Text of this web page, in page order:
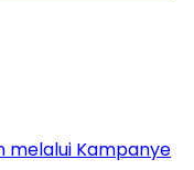
melalui Kampanye